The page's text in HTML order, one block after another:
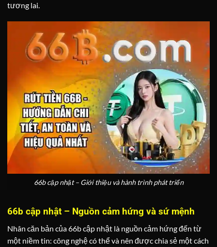
tương lai.
66b cập nhật – Giới thiệu và hành trình phát triển
66b cập nhật – Nguồn cảm hứng và sứ mệnh
Nhân căn bản của 66b cập nhật là nguồn cảm hứng đến từ
một niềm tin: công nghệ có thể và nên được chia sẻ một cách